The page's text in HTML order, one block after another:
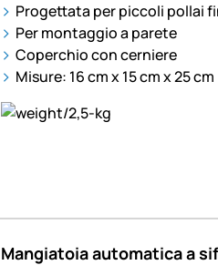
Progettata per piccoli pollai
Per montaggio a parete
Coperchio con cerniere
Misure: 16 cm x 15 cm x 25 cm
Mangiatoia automatica a